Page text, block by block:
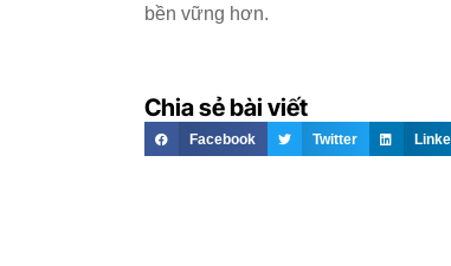
bền vững hơn.
Chia sẻ bài viết
Facebook Twitter